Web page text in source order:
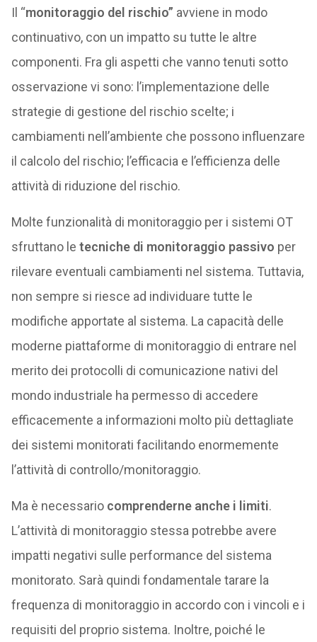
Il “monitoraggio del rischio” avviene in modo
continuativo, con un impatto su tutte le altre
componenti. Fra gli aspetti che vanno tenuti sotto
osservazione vi sono: l’implementazione delle
strategie di gestione del rischio scelte; i
cambiamenti nell’ambiente che possono influenzare
il calcolo del rischio; l’efficacia e l’efficienza delle
attività di riduzione del rischio.
Molte funzionalità di monitoraggio per i sistemi OT
sfruttano le tecniche di monitoraggio passivo per
rilevare eventuali cambiamenti nel sistema. Tuttavia,
non sempre si riesce ad individuare tutte le
modifiche apportate al sistema. La capacità delle
moderne piattaforme di monitoraggio di entrare nel
merito dei protocolli di comunicazione nativi del
mondo industriale ha permesso di accedere
efficacemente a informazioni molto più dettagliate
dei sistemi monitorati facilitando enormemente
l’attività di controllo/monitoraggio.
Ma è necessario comprenderne anche i limiti.
L’attività di monitoraggio stessa potrebbe avere
impatti negativi sulle performance del sistema
monitorato. Sarà quindi fondamentale tarare la
frequenza di monitoraggio in accordo con i vincoli e i
requisiti del proprio sistema. Inoltre, poiché le